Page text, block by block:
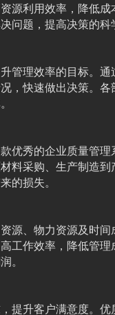
源利用效率，降低
问题，提高决策的科
管理效率的目标。
，快速做出决策。
优秀的企业质量管
料采购、生产制造
的损失。
源、物力资源及时
工作效率，降低管
。
提升客户满意度。